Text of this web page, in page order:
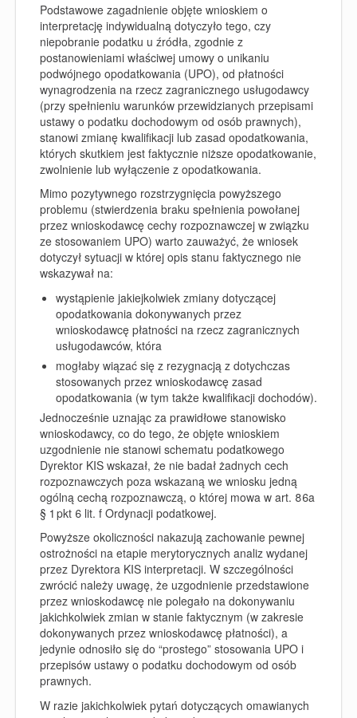
Podstawowe zagadnienie objęte wnioskiem o
interpretację indywidualną dotyczyło tego, czy
niepobranie podatku u źródła, zgodnie z
postanowieniami właściwej umowy o unikaniu
podwójnego opodatkowania (UPO), od płatności
wynagrodzenia na rzecz zagranicznego usługodawcy
(przy spełnieniu warunków przewidzianych przepisami
ustawy o podatku dochodowym od osób prawnych),
stanowi zmianę kwalifikacji lub zasad opodatkowania,
których skutkiem jest faktycznie niższe opodatkowanie,
zwolnienie lub wyłączenie z opodatkowania.
Mimo pozytywnego rozstrzygnięcia powyższego
problemu (stwierdzenia braku spełnienia powołanej
przez wnioskodawcę cechy rozpoznawczej w związku
ze stosowaniem UPO) warto zauważyć, że wniosek
dotyczył sytuacji w której opis stanu faktycznego nie
wskazywał na:
wystąpienie jakiejkolwiek zmiany dotyczącej
opodatkowania dokonywanych przez
wnioskodawcę płatności na rzecz zagranicznych
usługodawców, która
mogłaby wiązać się z rezygnacją z dotychczas
stosowanych przez wnioskodawcę zasad
opodatkowania (w tym także kwalifikacji dochodów).
Jednocześnie uznając za prawidłowe stanowisko
wnioskodawcy, co do tego, że objęte wnioskiem
uzgodnienie nie stanowi schematu podatkowego
Dyrektor KIS wskazał, że nie badał żadnych cech
rozpoznawczych poza wskazaną we wniosku jedną
ogólną cechą rozpoznawczą, o której mowa w art. 86a
§ 1 pkt 6 lit. f Ordynacji podatkowej.
Powyższe okoliczności nakazują zachowanie pewnej
ostrożności na etapie merytorycznych analiz wydanej
przez Dyrektora KIS interpretacji. W szczególności
zwrócić należy uwagę, że uzgodnienie przedstawione
przez wnioskodawcę nie polegało na dokonywaniu
jakichkolwiek zmian w stanie faktycznym (w zakresie
dokonywanych przez wnioskodawcę płatności), a
jedynie odnosiło się do “prostego” stosowania UPO i
przepisów ustawy o podatku dochodowym od osób
prawnych.
W razie jakichkolwiek pytań dotyczących omawianych